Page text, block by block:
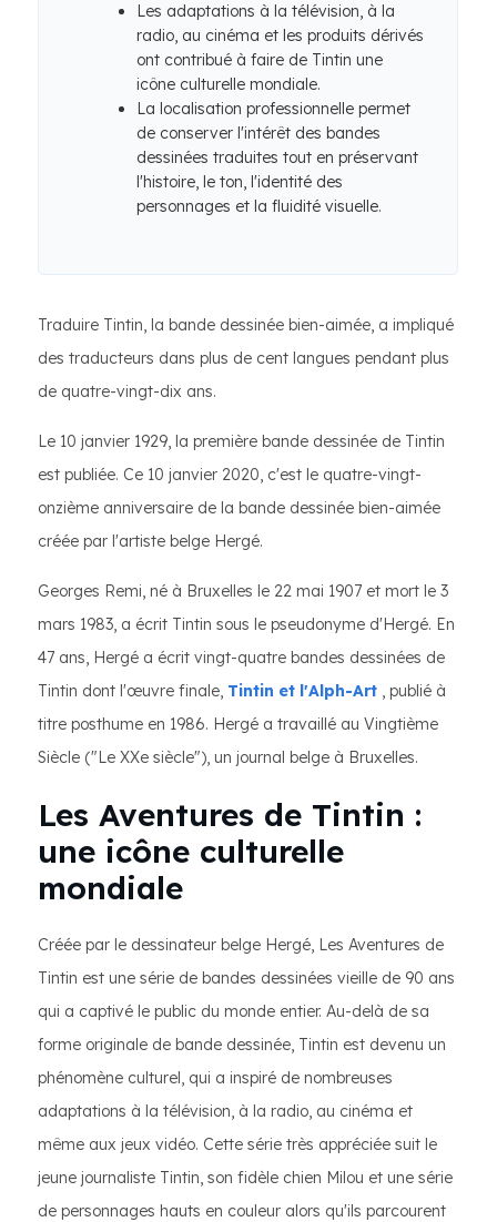
Les adaptations à la télévision, à la
radio, au cinéma et les produits dérivés
ont contribué à faire de Tintin une
icône culturelle mondiale.
La localisation professionnelle permet
de conserver l'intérêt des bandes
dessinées traduites tout en préservant
l'histoire, le ton, l'identité des
personnages et la fluidité visuelle.
Traduire Tintin, la bande dessinée bien-aimée, a impliqué
des traducteurs dans plus de cent langues pendant plus
de quatre-vingt-dix ans.
Le 10 janvier 1929, la première bande dessinée de Tintin
est publiée. Ce 10 janvier 2020, c'est le quatre-vingt-
onzième anniversaire de la bande dessinée bien-aimée
créée par l'artiste belge Hergé.
Georges Remi, né à Bruxelles le 22 mai 1907 et mort le 3
mars 1983, a écrit Tintin sous le pseudonyme d'Hergé. En
47 ans, Hergé a écrit vingt-quatre bandes dessinées de
Tintin dont l'œuvre finale, Tintin et l'Alph-Art , publié à
titre posthume en 1986. Hergé a travaillé au Vingtième
Siècle ("Le XXe siècle"), un journal belge à Bruxelles.
Les Aventures de Tintin :
une icône culturelle
mondiale
Créée par le dessinateur belge Hergé, Les Aventures de
Tintin est une série de bandes dessinées vieille de 90 ans
qui a captivé le public du monde entier. Au-delà de sa
forme originale de bande dessinée, Tintin est devenu un
phénomène culturel, qui a inspiré de nombreuses
adaptations à la télévision, à la radio, au cinéma et
même aux jeux vidéo. Cette série très appréciée suit le
jeune journaliste Tintin, son fidèle chien Milou et une série
de personnages hauts en couleur alors qu'ils parcourent